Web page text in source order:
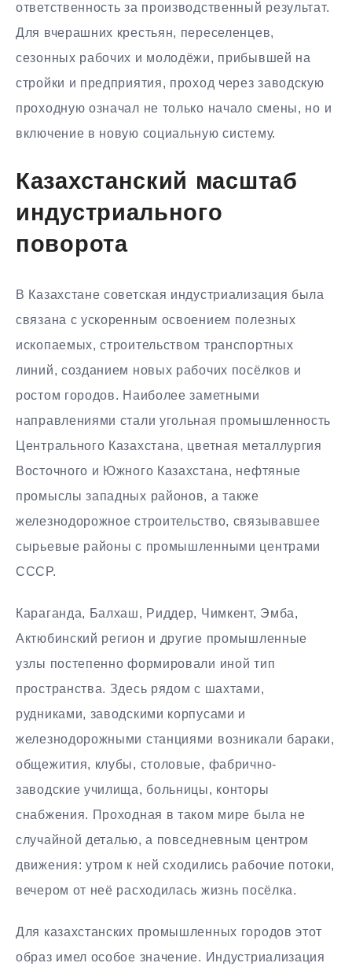
ответственность за производственный результат.
Для вчерашних крестьян, переселенцев,
сезонных рабочих и молодёжи, прибывшей на
стройки и предприятия, проход через заводскую
проходную означал не только начало смены, но и
включение в новую социальную систему.
Казахстанский масштаб
индустриального
поворота
В Казахстане советская индустриализация была
связана с ускоренным освоением полезных
ископаемых, строительством транспортных
линий, созданием новых рабочих посёлков и
ростом городов. Наиболее заметными
направлениями стали угольная промышленность
Центрального Казахстана, цветная металлургия
Восточного и Южного Казахстана, нефтяные
промыслы западных районов, а также
железнодорожное строительство, связывавшее
сырьевые районы с промышленными центрами
СССР.
Караганда, Балхаш, Риддер, Чимкент, Эмба,
Актюбинский регион и другие промышленные
узлы постепенно формировали иной тип
пространства. Здесь рядом с шахтами,
рудниками, заводскими корпусами и
железнодорожными станциями возникали бараки,
общежития, клубы, столовые, фабрично-
заводские училища, больницы, конторы
снабжения. Проходная в таком мире была не
случайной деталью, а повседневным центром
движения: утром к ней сходились рабочие потоки,
вечером от неё расходилась жизнь посёлка.
Для казахстанских промышленных городов этот
образ имел особое значение. Индустриализация